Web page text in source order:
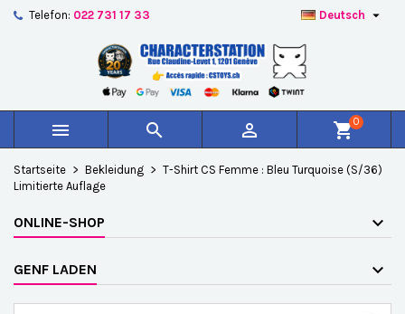
Telefon: 022 731 17 33 Deutsch 
   shopping_cart0
Startseite Bekleidung
T-Shirt CS Femme : Bleu Turquoise (S/36)
Limitierte Auflage
ONLINE-SHOP
GENF LADEN
Create new list
Name der Wunschliste
Abbrechen Wunschliste erstellen
Sie müssen angemeldet sein, um Artikel Ihrer
Wunschliste hinzufügen zu können.